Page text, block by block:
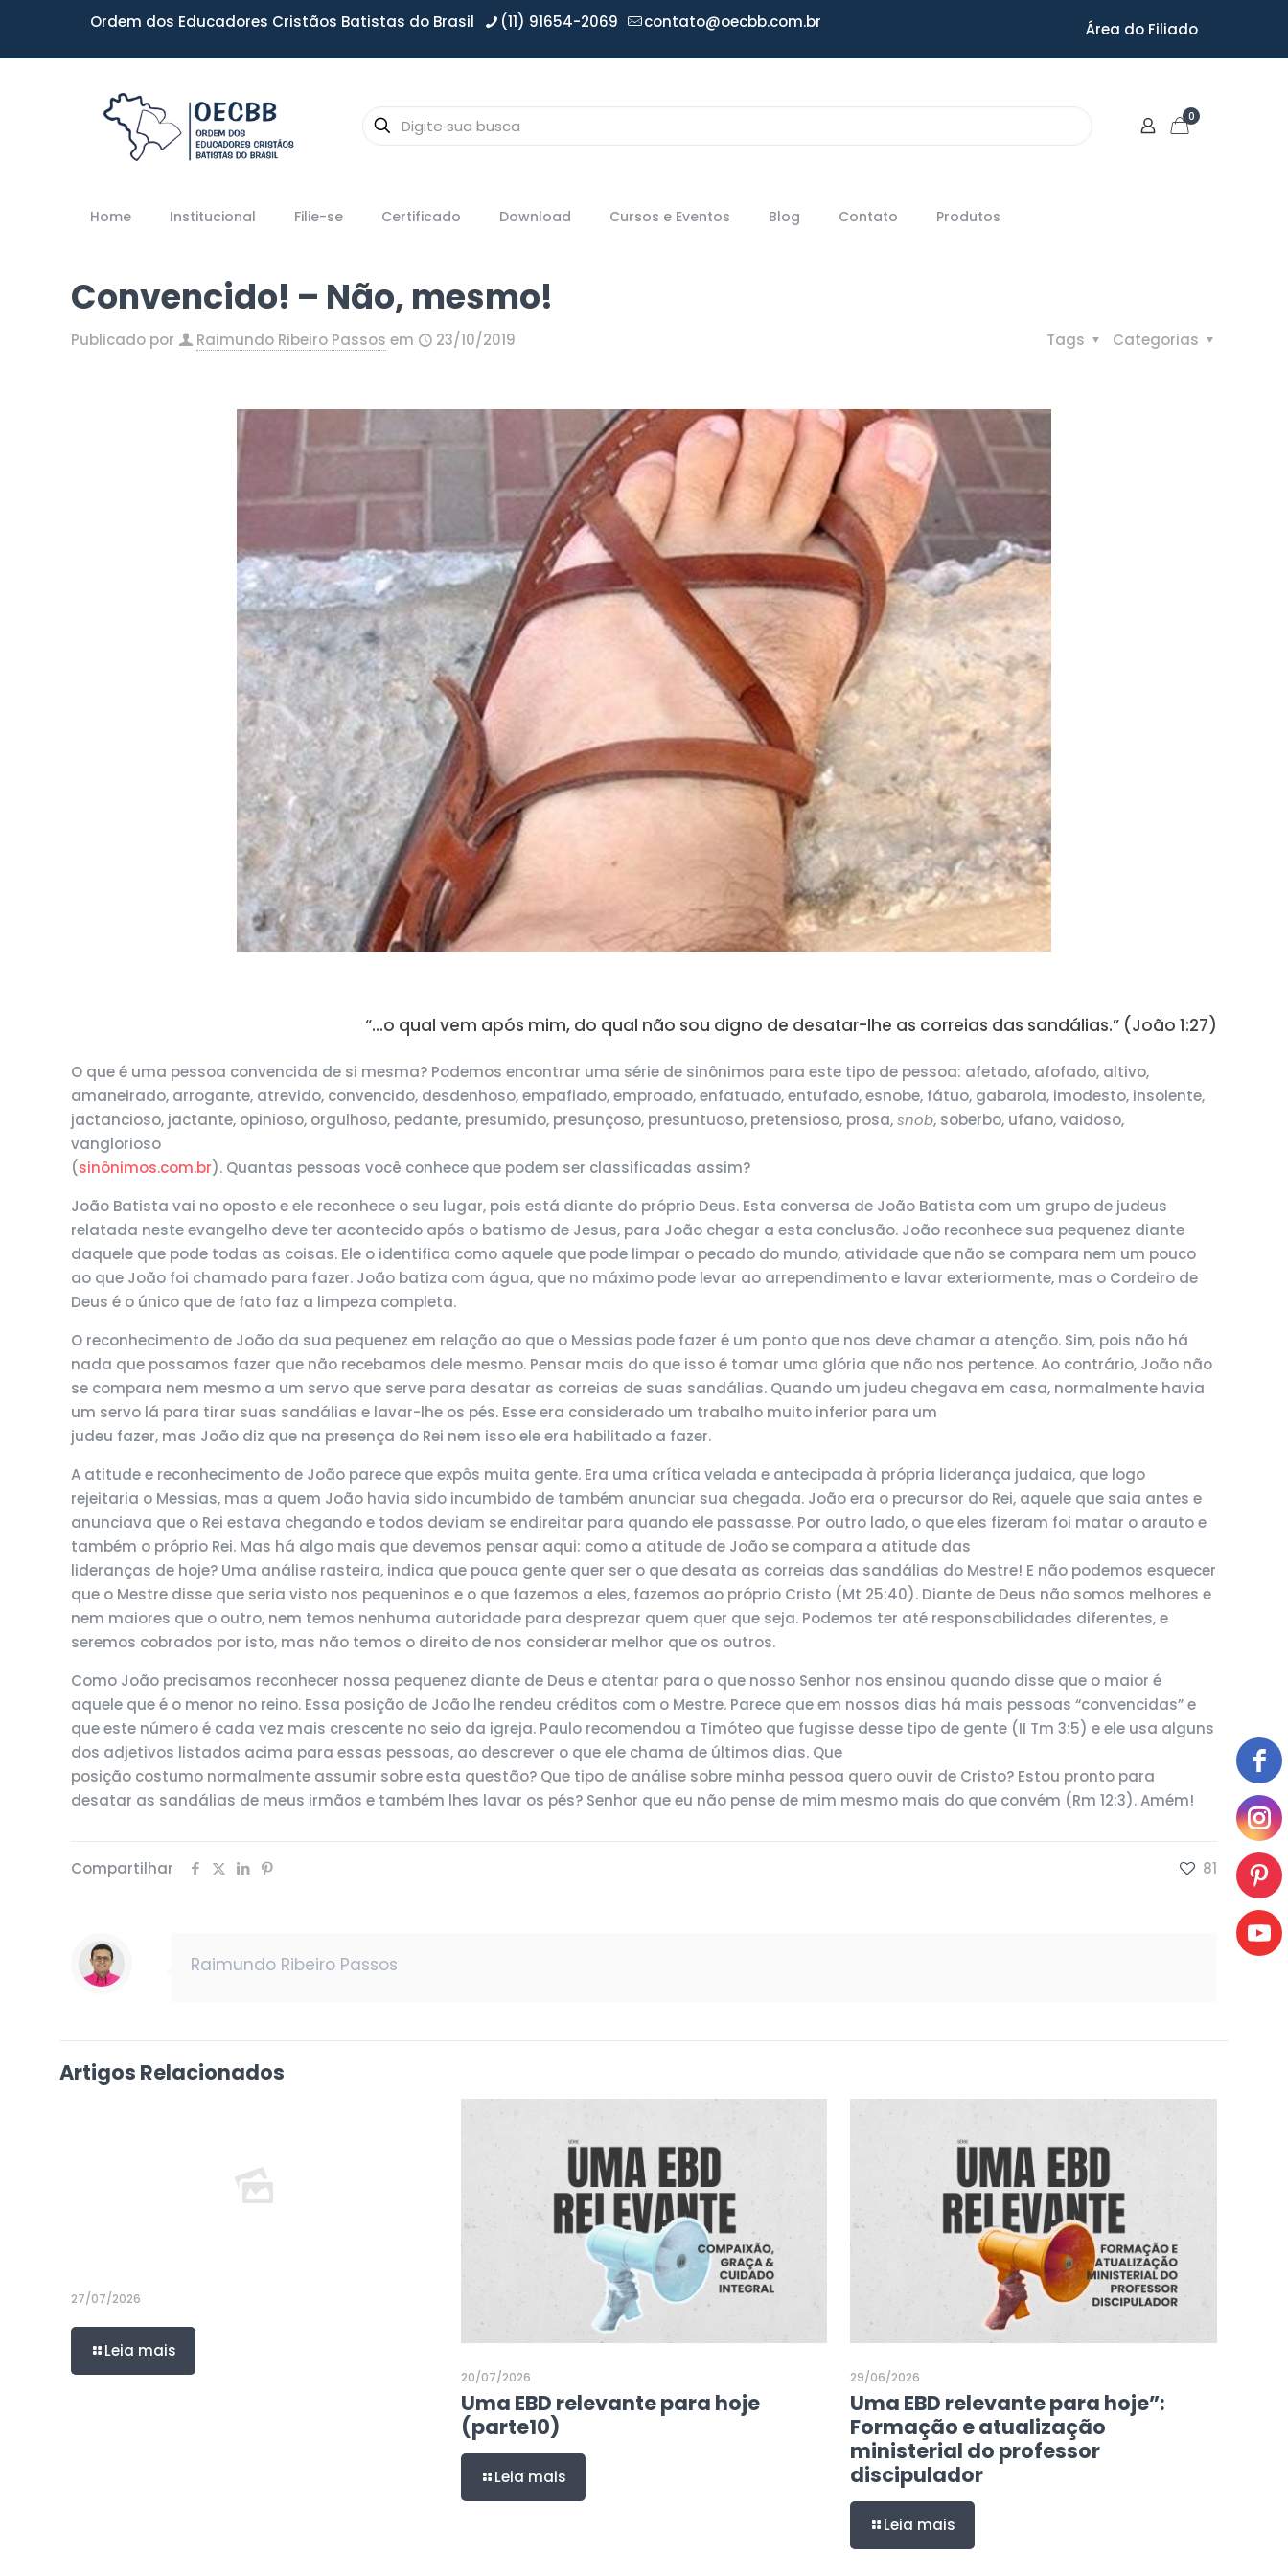
Ordem dos Educadores Cristãos Batistas do Brasil (11) 91654-2069 contato@oecbb.com.br Área do Filiado
0
Home Institucional Filie-se Certificado Download Cursos e Eventos Blog Contato Produtos
Convencido! – Não, mesmo!
Publicado por Raimundo Ribeiro Passos em 23/10/2019 Categorias
Tags
“…o qual vem após mim, do qual não sou digno de desatar-lhe as correias das sandálias.” (João 1:27)
O que é uma pessoa convencida de si mesma? Podemos encontrar uma série de sinônimos para este tipo de pessoa: afetado, afofado, altivo,
amaneirado, arrogante, atrevido, convencido, desdenhoso, empafiado, emproado, enfatuado, entufado, esnobe, fátuo, gabarola, imodesto, insolente,
jactancioso, jactante, opinioso, orgulhoso, pedante, presumido, presunçoso, presuntuoso, pretensioso, prosa,snob, soberbo, ufano, vaidoso,
vanglorioso
(sinônimos.com.br). Quantas pessoas você conhece que podem ser classificadas assim?
João Batista vai no oposto e ele reconhece o seu lugar, pois está diante do próprio Deus. Esta conversa de João Batista com um grupo de judeus
relatada neste evangelho deve ter acontecido após o batismo de Jesus, para João chegar a esta conclusão. João reconhece sua pequenez diante
daquele que pode todas as coisas. Ele o identifica como aquele que pode limpar o pecado do mundo, atividade que não se compara nem um pouco
ao que João foi chamado para fazer. João batiza com água, que no máximo pode levar ao arrependimento e lavar exteriormente, mas o Cordeiro de
Deus é o único que de fato faz a limpeza completa.
O reconhecimento de João da sua pequenez em relação ao que o Messias pode fazer é um ponto que nos deve chamar a atenção. Sim, pois não há
nada que possamos fazer que não recebamos dele mesmo. Pensar mais do que isso é tomar uma glória que não nos pertence. Ao contrário, João não
se compara nem mesmo a um servo que serve para desatar as correias de suas sandálias. Quando um judeu chegava em casa, normalmente havia
um servo lá para tirar suas sandálias e lavar-lhe os pés. Esse era considerado um trabalho muito inferior para um
judeu fazer, mas João diz que na presença do Rei nem isso ele era habilitado a fazer.
A atitude e reconhecimento de João parece que expôs muita gente. Era uma crítica velada e antecipada à própria liderança judaica, que logo
rejeitaria o Messias, mas a quem João havia sido incumbido de também anunciar sua chegada. João era o precursor do Rei, aquele que saia antes e
anunciava que o Rei estava chegando e todos deviam se endireitar para quando ele passasse. Por outro lado, o que eles fizeram foi matar o arauto e
também o próprio Rei. Mas há algo mais que devemos pensar aqui: como a atitude de João se compara a atitude das
lideranças de hoje? Uma análise rasteira, indica que pouca gente quer ser o que desata as correias das sandálias do Mestre! E não podemos esquecer
que o Mestre disse que seria visto nos pequeninos e o que fazemos a eles, fazemos ao próprio Cristo (Mt 25:40). Diante de Deus não somos melhores e
nem maiores que o outro, nem temos nenhuma autoridade para desprezar quem quer que seja. Podemos ter até responsabilidades diferentes, e
seremos cobrados por isto, mas não temos o direito de nos considerar melhor que os outros.
Como João precisamos reconhecer nossa pequenez diante de Deus e atentar para o que nosso Senhor nos ensinou quando disse que o maior é
aquele que é o menor no reino. Essa posição de João lhe rendeu créditos com o Mestre. Parece que em nossos dias há mais pessoas “convencidas” e
que este número é cada vez mais crescente no seio da igreja. Paulo recomendou a Timóteo que fugisse desse tipo de gente (II Tm 3:5) e ele usa alguns
dos adjetivos listados acima para essas pessoas, ao descrever o que ele chama de últimos dias. Que
posição costumo normalmente assumir sobre esta questão? Que tipo de análise sobre minha pessoa quero ouvir de Cristo? Estou pronto para
desatar as sandálias de meus irmãos e também lhes lavar os pés? Senhor que eu não pense de mim mesmo mais do que convém (Rm 12:3). Amém!
Compartilhar 81
Raimundo Ribeiro Passos
Artigos Relacionados
27/07/2026
Leia mais
20/07/2026
Uma EBD relevante para hoje
(parte10)
Leia mais
29/06/2026
Uma EBD relevante para hoje”:
Formação e atualização
ministerial do professor
discipulador
Leia mais